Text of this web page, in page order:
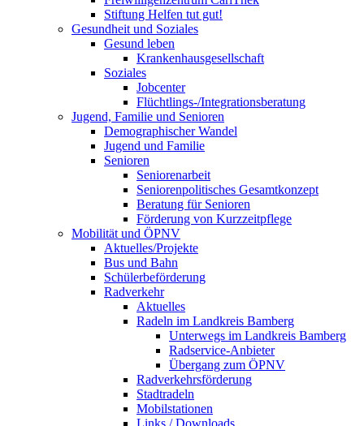
Stiftung Helfen tut gut!
Gesundheit und Soziales
Gesund leben
Krankenhausgesellschaft
Soziales
Jobcenter
Flüchtlings-/Integrationsberatung
Jugend, Familie und Senioren
Demographischer Wandel
Jugend und Familie
Senioren
Seniorenarbeit
Seniorenpolitisches Gesamtkonzept
Beratung für Senioren
Förderung von Kurzzeitpflege
Mobilität und ÖPNV
Aktuelles/Projekte
Bus und Bahn
Schülerbeförderung
Radverkehr
Aktuelles
Radeln im Landkreis Bamberg
Unterwegs im Landkreis Bamberg
Radservice-Anbieter
Übergang zum ÖPNV
Radverkehrsförderung
Stadtradeln
Mobilstationen
Links / Downloads